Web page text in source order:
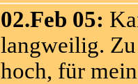
02.Feb 05:
langweilig.
hoch, für